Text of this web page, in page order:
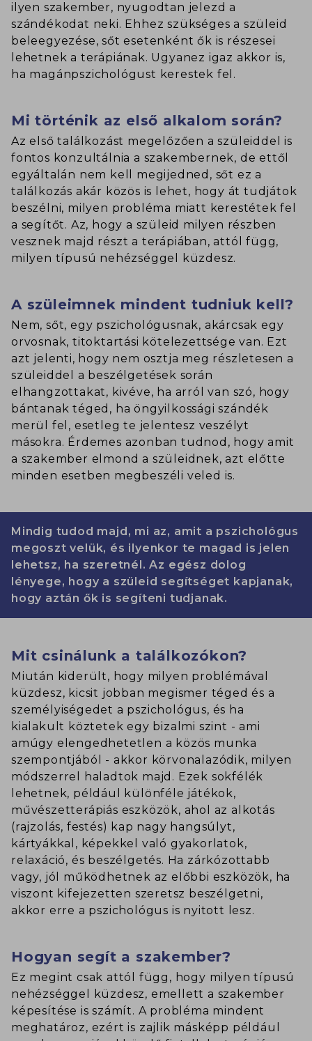
ilyen szakember, nyugodtan jelezd a
szándékodat neki. Ehhez szükséges a szüleid
beleegyezése, sőt esetenként ők is részesei
lehetnek a terápiának. Ugyanez igaz akkor is,
ha magánpszichológust kerestek fel.
Mi történik az első alkalom során?
Az első találkozást megelőzően a szüleiddel is
fontos konzultálnia a szakembernek, de ettől
egyáltalán nem kell megijedned, sőt ez a
találkozás akár közös is lehet, hogy át tudjátok
beszélni, milyen probléma miatt kerestétek fel
a segítőt. Az, hogy a szüleid milyen részben
vesznek majd részt a terápiában, attól függ,
milyen típusú nehézséggel küzdesz.
A szüleimnek mindent tudniuk kell?
Nem, sőt, egy pszichológusnak, akárcsak egy
orvosnak, titoktartási kötelezettsége van. Ezt
azt jelenti, hogy nem osztja meg részletesen a
szüleiddel a beszélgetések során
elhangzottakat, kivéve, ha arról van szó, hogy
bántanak téged, ha öngyilkossági szándék
merül fel, esetleg te jelentesz veszélyt
másokra. Érdemes azonban tudnod, hogy amit
a szakember elmond a szüleidnek, azt előtte
minden esetben megbeszéli veled is.
Mindig tudod majd, mi az, amit a pszichológus
megoszt velük, és ilyenkor te magad is jelen
lehetsz, ha szeretnél. Az egész dolog
lényege, hogy a szüleid segítséget kapjanak,
hogy aztán ők is segíteni tudjanak.
Mit csinálunk a találkozókon?
Miután kiderült, hogy milyen problémával
küzdesz, kicsit jobban megismer téged és a
személyiségedet a pszichológus, és ha
kialakult köztetek egy bizalmi szint - ami
amúgy elengedhetetlen a közös munka
szempontjából - akkor körvonalazódik, milyen
módszerrel haladtok majd. Ezek sokfélék
lehetnek, például különféle játékok,
művészetterápiás eszközök, ahol az alkotás
(rajzolás, festés) kap nagy hangsúlyt,
kártyákkal, képekkel való gyakorlatok,
relaxáció, és beszélgetés. Ha zárkózottabb
vagy, jól működhetnek az előbbi eszközök, ha
viszont kifejezetten szeretsz beszélgetni,
akkor erre a pszichológus is nyitott lesz.
Hogyan segít a szakember?
Ez megint csak attól függ, hogy milyen típusú
nehézséggel küzdesz, emellett a szakember
képesítése is számít. A probléma mindent
meghatároz, ezért is zajlik másképp például